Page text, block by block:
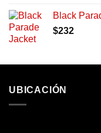
Black
$232
UBICACIÓN